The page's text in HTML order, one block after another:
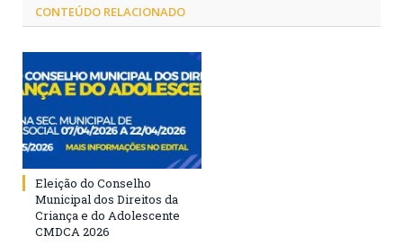
CONTEÚDO RELACIONADO
Eleição do Conselho
Municipal dos Direitos da
Criança e do Adolescente
CMDCA 2026